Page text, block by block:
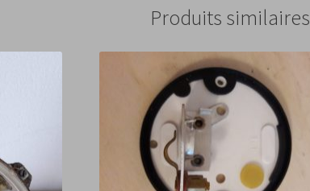
Produits similaires